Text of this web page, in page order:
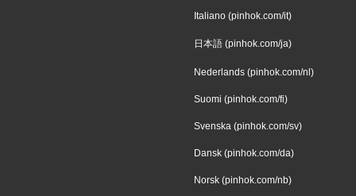
Italiano (pinhok.com/it)
日本語 (pinhok.com/ja)
Nederlands (pinhok.com/nl)
Suomi (pinhok.com/fi)
Svenska (pinhok.com/sv)
Dansk (pinhok.com/da)
Norsk (pinhok.com/nb)